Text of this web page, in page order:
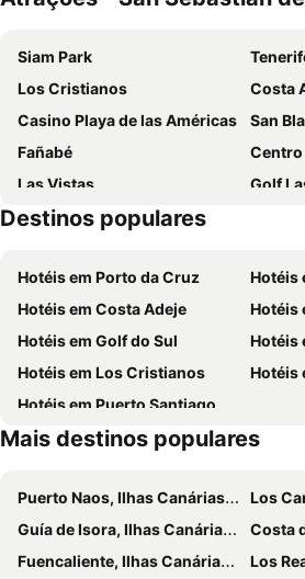
Siam Park
Los Cristianos
Costa
Casino Playa de las Américas
San
Fañabé
Centro
Las Vistas
Golf
Playa Costa del Silencio
Costa Adeje-El
Luz
Playa de la Arena
La
Troya I y II
Centro
Torre del Conde
Avalos
El Cabrito
Garajonay National Park
Paraíso
La Nina
Destinos populares
Hotéis em Porto da Cruz
Hotéis
Hotéis em Costa Adeje
Hotéis
Hotéis em Golf do Sul
Hotéis
Hotéis em Los Cristianos
Hotéis
Hotéis em Puerto Santiago
Mais destinos populares
Puerto Naos, Ilhas Canárias Hotéis
Los
Guía de Isora, Ilhas Canárias Hotéis
Costa del
Fuencaliente, Ilhas Canárias Hotéis
Los